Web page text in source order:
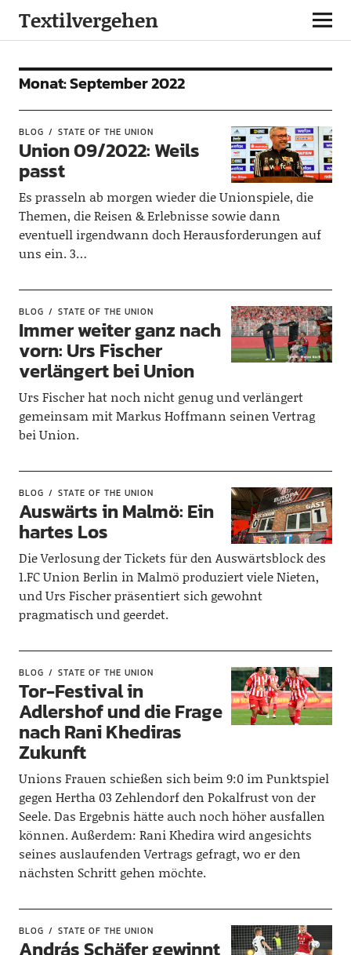
Textilvergehen
Monat:September 2022
BLOG STATE OF THE UNION
Union 09/2022: Weils
passt
Es prasseln ab morgen wieder die Unionspiele, die
Themen, die Reisen & Erlebnisse sowie dann
eventuell irgendwann doch Herausforderungen auf
uns ein. 3…
BLOG STATE OF THE UNION
Immer weiter ganz nach
vorn: Urs Fischer
verlängert bei Union
Urs Fischer hat noch nicht genug und verlängert
gemeinsam mit Markus Hoffmann seinen Vertrag
bei Union.
BLOG STATE OF THE UNION
Auswärts in Malmö: Ein
hartes Los
Die Verlosung der Tickets für den Auswärtsblock des
1.FC Union Berlin in Malmö produziert viele Nieten,
und Urs Fischer präsentiert sich gewohnt
pragmatisch und geerdet.
BLOG STATE OF THE UNION
Tor-Festival in
Adlershof und die Frage
nach Rani Khediras
Zukunft
Unions Frauen schießen sich beim 9:0 im Punktspiel
gegen Hertha 03 Zehlendorf den Pokalfrust von der
Seele. Das Ergebnis hätte auch noch höher ausfallen
können. Außerdem: Rani Khedira wird angesichts
seines auslaufenden Vertrags gefragt, wo er den
nächsten Schritt gehen möchte.
BLOG STATE OF THE UNION
András Schäfer gewinnt